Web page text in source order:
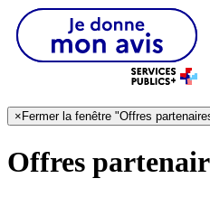
× Fermer la fenêtre "Offres
Offres